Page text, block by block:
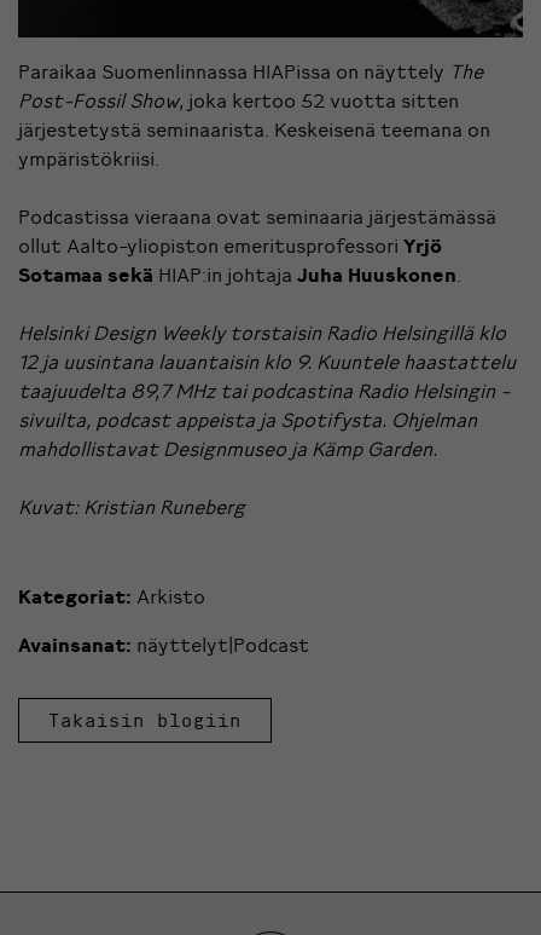
Paraikaa Suomenlinnassa HIAPissa on näyttely The
Post-Fossil Show, joka kertoo 52 vuotta sitten
järjestetystä seminaarista. Keskeisenä teemana on
ympäristökriisi.
Podcastissa vieraana ovat seminaaria järjestämässä
ollut Aalto-yliopiston emeritusprofessori Yrjö
Sotamaa sekä HIAP:in johtaja Juha Huuskonen.
Helsinki Design Weekly torstaisin Radio Helsingillä klo
12 ja uusintana lauantaisin klo 9. Kuuntele haastattelu
taajuudelta 89,7 MHz tai podcastina Radio Helsingin -
sivuilta, podcast appeista ja Spotifysta. Ohjelman
mahdollistavat Designmuseo ja Kämp Garden.
Kuvat: Kristian Runeberg
Kategoriat: Arkisto
Avainsanat: näyttelyt|Podcast
Takaisin blogiin